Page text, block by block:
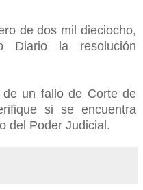
de dos mil dieciocho,
la resolución
un fallo de Corte de
si se encuentra
del Poder Judicial.